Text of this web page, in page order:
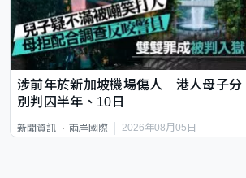
涉前年於新加坡機場傷人 港人母子分
別判囚半年、10日
新聞資訊 兩岸國際 2026年08月05日